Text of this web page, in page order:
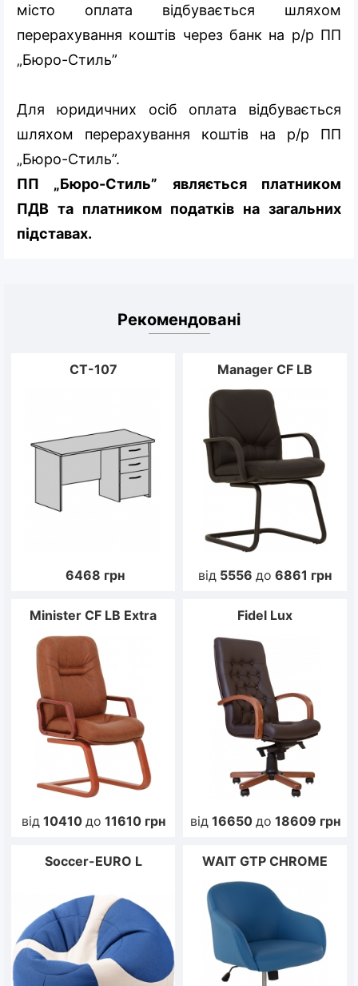
місто оплата відбувається шляхом
перерахування коштів через банк на р/р ПП
„Бюро-Стиль”
Для юридичних осіб оплата відбувається
шляхом перерахування коштів на р/р ПП
„Бюро-Стиль”.
ПП „Бюро-Стиль” являється платником
ПДВ та платником податків на загальних
підставах.
Рекомендовані
CT-107
6468 грн
Manager CF LB
від 5556 до 6861 грн
Minister CF LB Extra
від 10410 до 11610 грн
Fidel Lux
від 16650 до 18609 грн
Soccer-EURO L WAIT GTP CHROME